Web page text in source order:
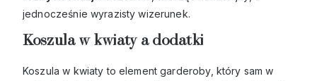
jednocześnie wyrazisty wizerunek.
Koszula w kwiaty a dodatki
Koszula w kwiaty to element garderoby, który sam w